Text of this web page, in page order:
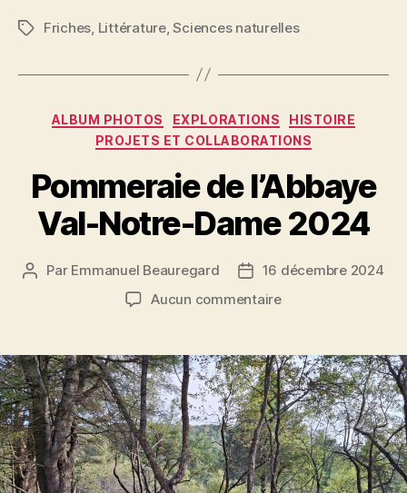
Étiquettes
Friches Littérature,Sciences naturelles
Catégories
ALBUM PHOTOS EXPLORATIONS
HISTOIRE
PROJETS ET COLLABORATIONS
Pommeraie de l’Abbaye
Val-Notre-Dame 2024
Auteur
Par Emmanuel Beauregard
Date16 décembre 2024
Aucun commentairesur
l’Abbaye
Val-
Notre-
Dame
2024